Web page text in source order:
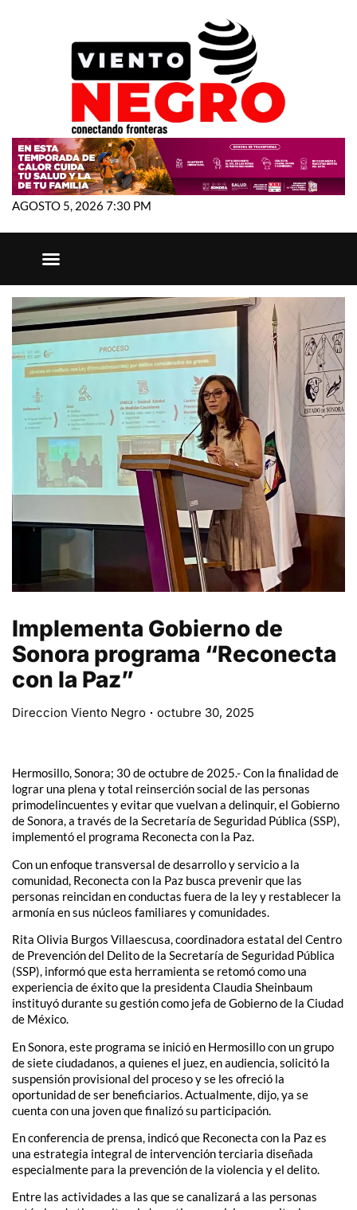
AGOSTO 5, 2026 7:30 PM
Implementa Gobierno de
Sonora programa “Reconecta
con la Paz”
Direccion Viento Negro octubre 30, 2025
Hermosillo, Sonora; 30 de octubre de 2025.- Con la finalidad de
lograr una plena y total reinserción social de las personas
primodelincuentes y evitar que vuelvan a delinquir, el Gobierno
de Sonora, a través de la Secretaría de Seguridad Pública (SSP),
implementó el programa Reconecta con la Paz.
Con un enfoque transversal de desarrollo y servicio a la
comunidad, Reconecta con la Paz busca prevenir que las
personas reincidan en conductas fuera de la ley y restablecer la
armonía en sus núcleos familiares y comunidades.
Rita Olivia Burgos Villaescusa, coordinadora estatal del Centro
de Prevención del Delito de la Secretaría de Seguridad Pública
(SSP), informó que esta herramienta se retomó como una
experiencia de éxito que la presidenta Claudia Sheinbaum
instituyó durante su gestión como jefa de Gobierno de la Ciudad
de México.
En Sonora, este programa se inició en Hermosillo con un grupo
de siete ciudadanos, a quienes el juez, en audiencia, solicitó la
suspensión provisional del proceso y se les ofreció la
oportunidad de ser beneficiarios. Actualmente, dijo, ya se
cuenta con una joven que finalizó su participación.
En conferencia de prensa, indicó que Reconecta con la Paz es
una estrategia integral de intervención terciaria diseñada
especialmente para la prevención de la violencia y el delito.
Entre las actividades a las que se canalizará a las personas